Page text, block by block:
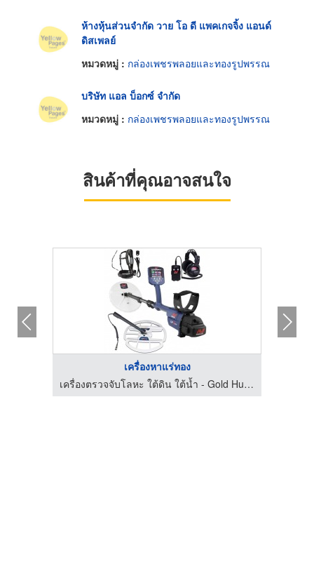
ห้างหุ้นส่วนจำกัด วาย โอ ดี แพคเกจจิ้ง แอนด์
ดิสเพลย์
หมวดหมู่ : กล่องเพชรพลอยและทองรูปพรรณ
บริษัท แอล บ็อกซ์ จำกัด
หมวดหมู่ : กล่องเพชรพลอยและทองรูปพรรณ
สินค้าที่คุณอาจสนใจ
เครื่องหาแร่ทอง
เครื่องตรวจจับโลหะ ใต้ดิน ใต้น้ำ - Gold Hunter